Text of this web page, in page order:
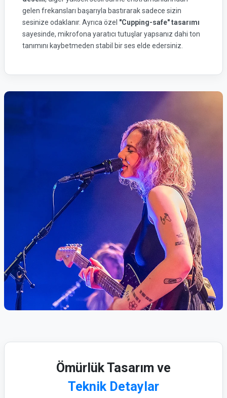
gelen frekansları başarıyla bastırarak sadece sizin
sesinize odaklanır. Ayrıca özel "Cupping-safe" tasarımı
sayesinde, mikrofona yaratıcı tutuşlar yapsanız dahi ton
tanımını kaybetmeden stabil bir ses elde edersiniz.
Ömürlük Tasarım ve
Teknik Detaylar